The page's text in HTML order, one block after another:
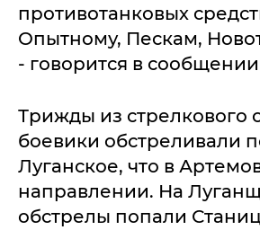
противотанковых
Опытному, Пескам,
- говорится в
Трижды из стрелкового
боевики обстреливали
Луганское, что в
направлении. На
обстрелы попали